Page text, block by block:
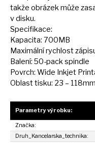
takže obrázek může
vdisku.
Specifikace:
Kapacita: 700MB
Maximální rychlost
Balení: 50-pack spindle
Povrch: Wide Inkjet
Oblast tisku: 23 – 118mm
Parametry výrobku:
Značka:
Druh_Kancelarska_technika: